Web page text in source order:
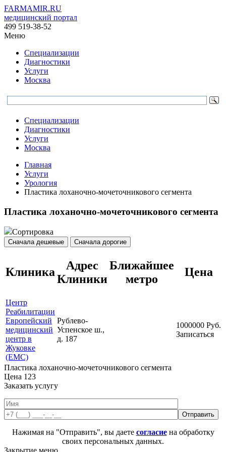
FARMAMIR.RU
медицинский портал
499 519-38-52
Меню
Специализации
Диагностики
Услуги
Москва
Специализации
Диагностики
Услуги
Москва
Главная
Услуги
Урология
Пластика лоханочно-мочеточникового сегмента
Пластика лоханочно-мочеточникового сегмента
Сортировка
Сначала дешевые Сначала дорогие
Клиника
Адрес
Клиники
Ближайшее
метро
Цена
Центр
Реабилитации
Европейский
медицинский
центр в
Жуковке
(ЕМС)
Рублево-
Успенское ш.,
д. 187
1000000 Руб.
Записаться
Пластика лоханочно-мочеточникового сегмента
Цена 123
Заказать услугу
Нажимая на "Отправить", вы даете согласиена обработку
своих персональных данных.